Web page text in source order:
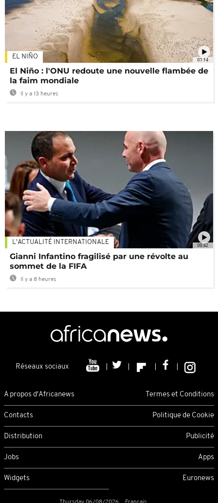
01:14
EL NIÑO
El Niño : l'ONU redoute une nouvelle flambée de
la faim mondiale
Il y a 13 heures
00:42
L'ACTUALITÉ INTERNATIONALE
Gianni Infantino fragilisé par une révolte au
sommet de la FIFA
Il y a 8 heures
Réseaux sociaux
A propos d'Africanews Termes et Conditions
Contacts Politique de Cookie
Distribution Publicité
Jobs Apps
Widgets Euronews